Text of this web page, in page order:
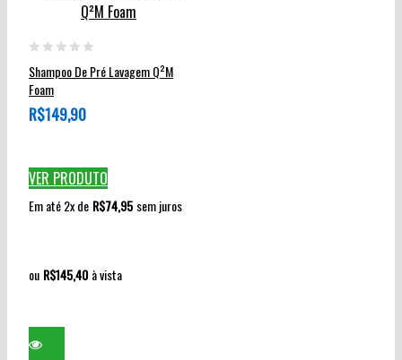
out
of
Shampoo De Pré Lavagem Q²M
Foam
R$149,90
VER PRODUTO
Em até 2x de R$74,95 sem juros
ou R$145,40 à vista